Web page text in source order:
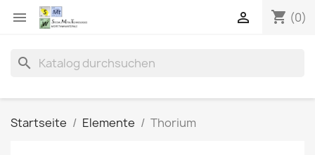
 shopping_cart (0)

search
Startseite Elemente Thorium